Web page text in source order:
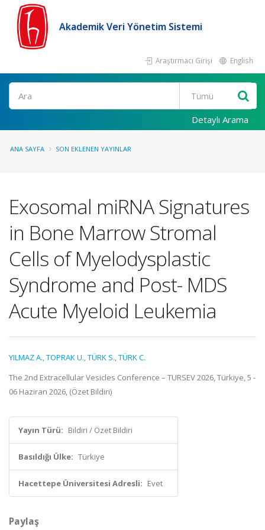
Akademik Veri Yönetim Sistemi
Araştırmacı Girişi English
Ara
Detaylı Arama
ANA SAYFA SON EKLENEN YAYINLAR
Exosomal miRNA Signatures
in Bone Marrow Stromal
Cells of Myelodysplastic
Syndrome and Post- MDS
Acute Myeloid Leukemia
YILMAZ A.,TOPRAK U.,TÜRK S.,TÜRK C.
The 2nd Extracellular Vesicles Conference – TURSEV 2026, Türkiye, 5 -
06 Haziran 2026, (Özet Bildiri)
Yayın Türü: Bildiri / Özet Bildiri
Basıldığı Ülke: Türkiye
Hacettepe Üniversitesi Adresli: Evet
Paylaş